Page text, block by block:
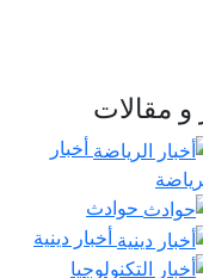
أخبار
دينية